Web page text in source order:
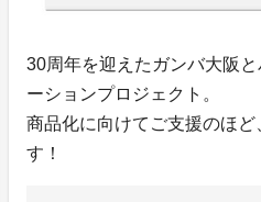
30周年を迎えたガンバ大阪
ーションプロジェクト。
商品化に向けてご支援のほ
す！